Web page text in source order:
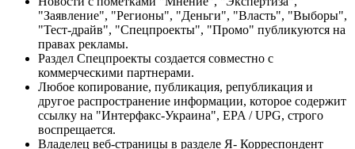
"Заявление", "Регионы", "Деньги", "Власть", "Выборы",
"Тест-драйв", "Спецпроекты", "Промо" публикуются на
правах рекламы.
Раздел Спецпроекты создается совместно с
коммерческими партнерами.
Любое копирование, публикация, републикация и
другое распространение информации, которое содержит
ссылку на "Интерфакс-Украина", EPA / UPG, строго
воспрещается.
Владелец веб-страницы в разделе Я- Корреспондент